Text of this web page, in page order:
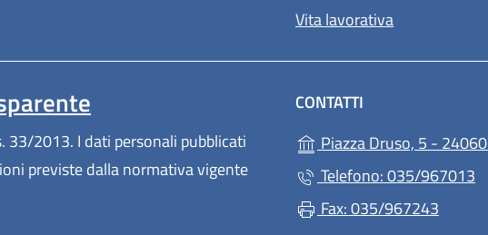
Vita lavorativa
33/2013. I dati personali pubblicati
previste dalla normativa vigente
CONTATTI
Piazza Druso, 5 -
Telefono: 035/967013
Fax: 035/967243